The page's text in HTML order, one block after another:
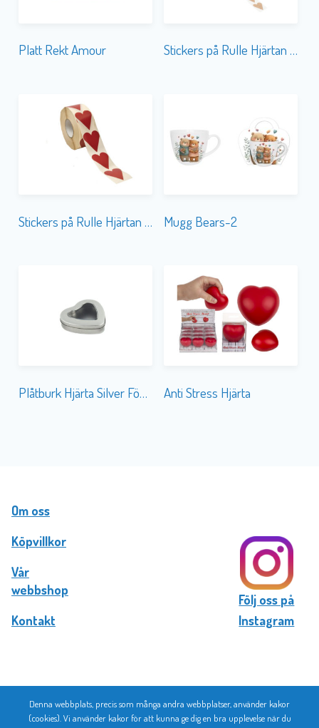
Platt Rekt Amour Stickers på Rulle Hjärtan Kraft Små
Stickers på Rulle Hjärtan Röd Mugg Bears-2
Plåtburk Hjärta Silver Fönster Anti Stress Hjärta
Om oss
Köpvillkor
Vår
webbshop
Kontakt
Följ oss på
Instagram
© 2026 Bromma Kortförlag
Denna webbplats, precis som många andra webbplatser, använder kakor
(cookies). Vi använder kakor för att kunna ge dig en bra upplevelse när du